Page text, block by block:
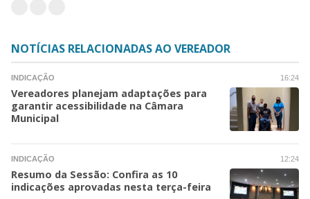
NOTÍCIAS RELACIONADAS AO VEREADOR
16:24
INDICAÇÃO
Vereadores planejam adaptações para
garantir acessibilidade na Câmara
Municipal
12:24
INDICAÇÃO
Resumo da Sessão: Confira as 10
indicações aprovadas nesta terça-feira